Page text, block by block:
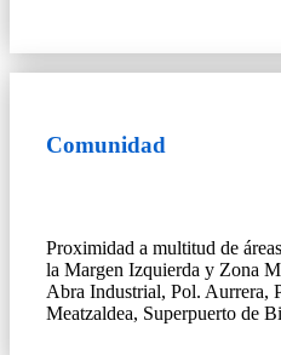
Comunidad
Proximidad a multitud de
la Margen Izquierda y Zona
Abra Industrial, Pol. Aurrera,
Meatzaldea, Superpuerto de